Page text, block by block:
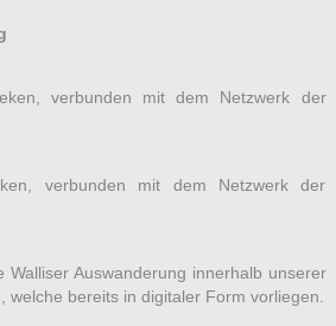
verbunden mit dem Netzwerk der
verbunden mit dem Netzwerk der
Auswanderung innerhalb unserer
bereits in digitaler Form vorliegen.